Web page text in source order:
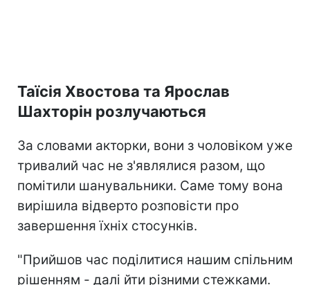
Таїсія Хвостова та Ярослав
Шахторін розлучаються
За словами акторки, вони з чоловіком уже
тривалий час не з'являлися разом, що
помітили шанувальники. Саме тому вона
вирішила відверто розповісти про
завершення їхніх стосунків.
"Прийшов час поділитися нашим спільним
рішенням - далі йти різними стежками.